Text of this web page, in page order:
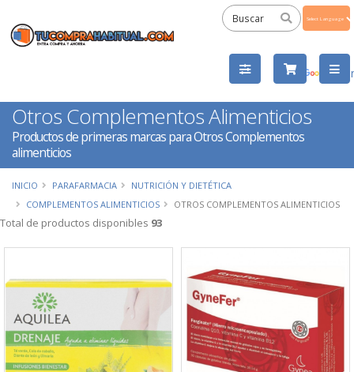
by
Otros Complementos Alimenticios
Productos de primeras marcas para Otros Complementos
alimenticios
INICIO PARAFARMACIA
NUTRICIÓN Y DIETÉTICA
COMPLEMENTOS ALIMENTICIOS
OTROS COMPLEMENTOS ALIMENTICIOS
Total de productos disponibles 93